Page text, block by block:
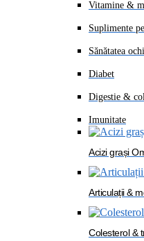
Vitamine &
Suplimente
Sănătatea
Diabet
Digestie &
Imunitate
Acizi grași
Articulații &
Colesterol &